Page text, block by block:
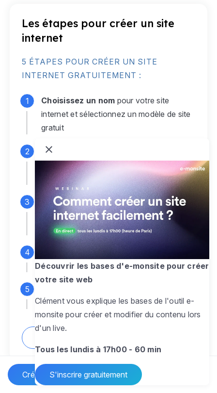
Créer un site Internet
Les étapes pour créer un site
internet
5 ÉTAPES POUR CRÉER UN SITE
INTERNET GRATUITEMENT :
Choisissez un nom pour votre site
internet et sélectionnez un modèle de site
gratuit
Connectez-vous
monsite gratuit pour accéder à votre
espace d'administration
Personnalisez entièrement le
designpour créer un site web sur-mesure,
à votre image
Ajoutez des pagessans limite pour
présenter votre activité, votre passion
pour rendre votre site dynamique
Découvrir les bases d'e-monsite pour créer
votre site web
Clément vous explique les bases de l'outil e-
monsite pour créer et modifier du contenu lors
d'un live.
Tous les lundis à 17h00 - 60 min
S'inscrire gratuitement